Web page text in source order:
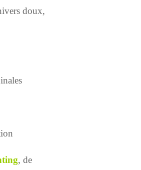
doux,
, de